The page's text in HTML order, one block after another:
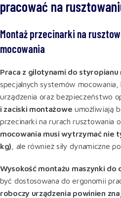
pracować na
Montaż przecinarki na
mocowania
Praca z gilotynami do styropianu
specjalnych systemów
urządzenia oraz bezpieczeństwo
i zaciski montażowe umożliwiają
przecinarki na rurach rusztowania
mocowania musi wytrzymać nie
kg) , ale również siły dynamiczne
Wysokość montażu maszynki do
być dostosowana do ergonomii
roboczy urządzenia powinien